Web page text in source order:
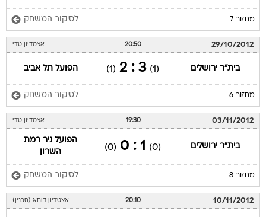
מחזור 7 לסיקור המשחק
29/10/2012
20:50 אצטדיון טדי
בית"ר ירושלים (1)
3 : 2
(1) הפועל תל אביב
מחזור 6 לסיקור המשחק
03/11/2012
19:30 אצטדיון טדי
בית"ר ירושלים (0)
1 : 0
(0)
הפועל ניר רמת
השרון
מחזור 8 לסיקור המשחק
10/11/2012
20:10 אצטדיון דוחא (סכנין)